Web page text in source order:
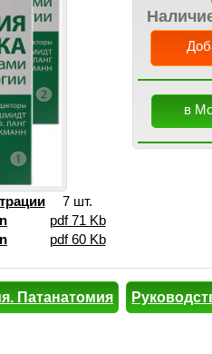
7 шт.
pdf 71 Kb
pdf 60 Kb
в
Патанатомия